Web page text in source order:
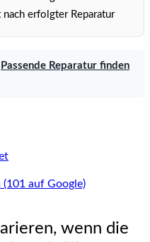
erfolgter Reparatur
Passende Reparatur finden
auf Google)
wenn die